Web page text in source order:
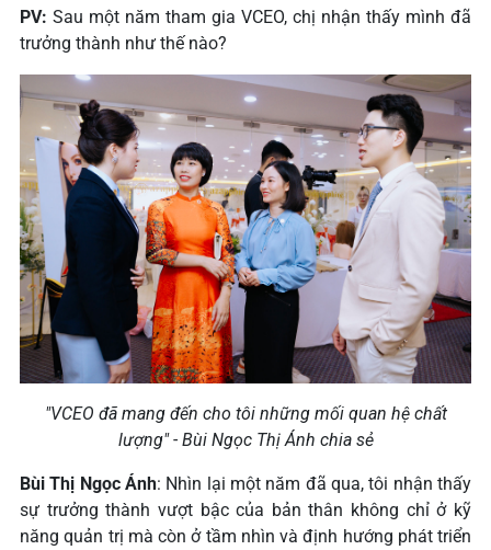
PV: Sau một năm tham gia VCEO, chị nhận thấy mình đã
trưởng thành như thế nào?
"VCEO đã mang đến cho tôi những mối quan hệ chất
lượng" - Bùi Ngọc Thị Ánh chia sẻ
Bùi Thị Ngọc Ánh: Nhìn lại một năm đã qua, tôi nhận thấy
sự trưởng thành vượt bậc của bản thân không chỉ ở kỹ
năng quản trị mà còn ở tầm nhìn và định hướng phát triển